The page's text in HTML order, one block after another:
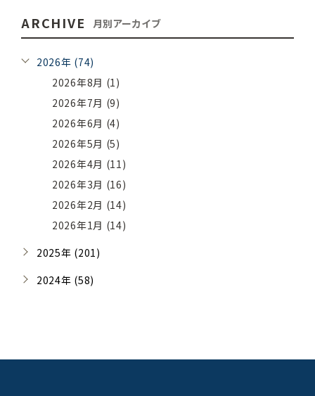
ARCHIVE 月別アーカイブ
2026年 (74)
2026年8月 (1)
2026年7月 (9)
2026年6月 (4)
2026年5月 (5)
2026年4月 (11)
2026年3月 (16)
2026年2月 (14)
2026年1月 (14)
2025年 (201)
2024年 (58)